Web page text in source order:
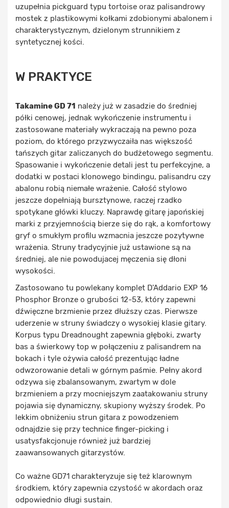
uzupełnia pickguard typu tortoise oraz palisandrowy
mostek z plastikowymi kołkami zdobionymi abalonem i
charakterystycznym, dzielonym strunnikiem z
syntetycznej kości.
W PRAKTYCE
Takamine GD 71 należy już w zasadzie do średniej
półki cenowej, jednak wykończenie instrumentu i
zastosowane materiały wykraczają na pewno poza
poziom, do którego przyzwyczaiła nas większość
tańszych gitar zaliczanych do budżetowego segmentu.
Spasowanie i wykończenie detali jest tu perfekcyjne, a
dodatki w postaci klonowego bindingu, palisandru czy
abalonu robią niemałe wrażenie. Całość stylowo
jeszcze dopełniają bursztynowe, raczej rzadko
spotykane główki kluczy. Naprawdę gitarę japońskiej
marki z przyjemnością bierze się do rąk, a komfortowy
gryf o smukłym profilu wzmacnia jeszcze pozytywne
wrażenia. Struny tradycyjnie już ustawione są na
średniej, ale nie powodujacej męczenia się dłoni
wysokości.
Zastosowano tu powlekany komplet D'Addario EXP 16
Phosphor Bronze o grubości 12-53, który zapewni
dźwięczne brzmienie przez dłuższy czas. Pierwsze
uderzenie w struny świadczy o wysokiej klasie gitary.
Korpus typu Dreadnought zapewnia głęboki, zwarty
bas a świerkowy top w połączeniu z palisandrem na
bokach i tyle ożywia całość prezentując ładne
odwzorowanie detali w górnym paśmie. Pełny akord
odzywa się zbalansowanym, zwartym w dole
brzmieniem a przy mocniejszym zaatakowaniu struny
pojawia się dynamiczny, skupiony wyższy środek. Po
lekkim obniżeniu strun gitara z powodzeniem
odnajdzie się przy technice finger-picking i
usatysfakcjonuje również już bardziej
zaawansowanych gitarzystów.
Co ważne GD71 charakteryzuje się też klarownym
środkiem, który zapewnia czystość w akordach oraz
odpowiednio długi sustain.